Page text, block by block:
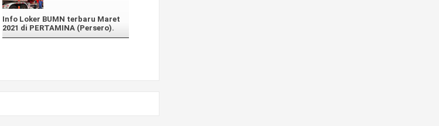
Info Loker BUMN terbaru Maret
2021 di PERTAMINA (Persero).